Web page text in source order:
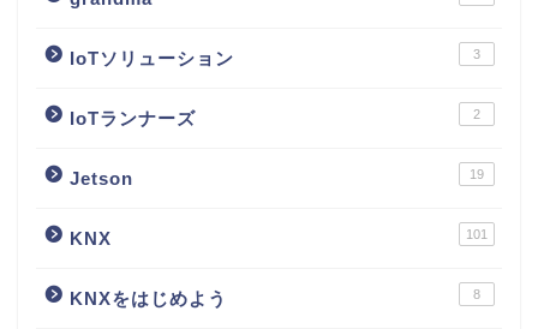
IoTソリューション 3
IoTランナーズ 2
Jetson 19
KNX 101
KNXをはじめよう 8